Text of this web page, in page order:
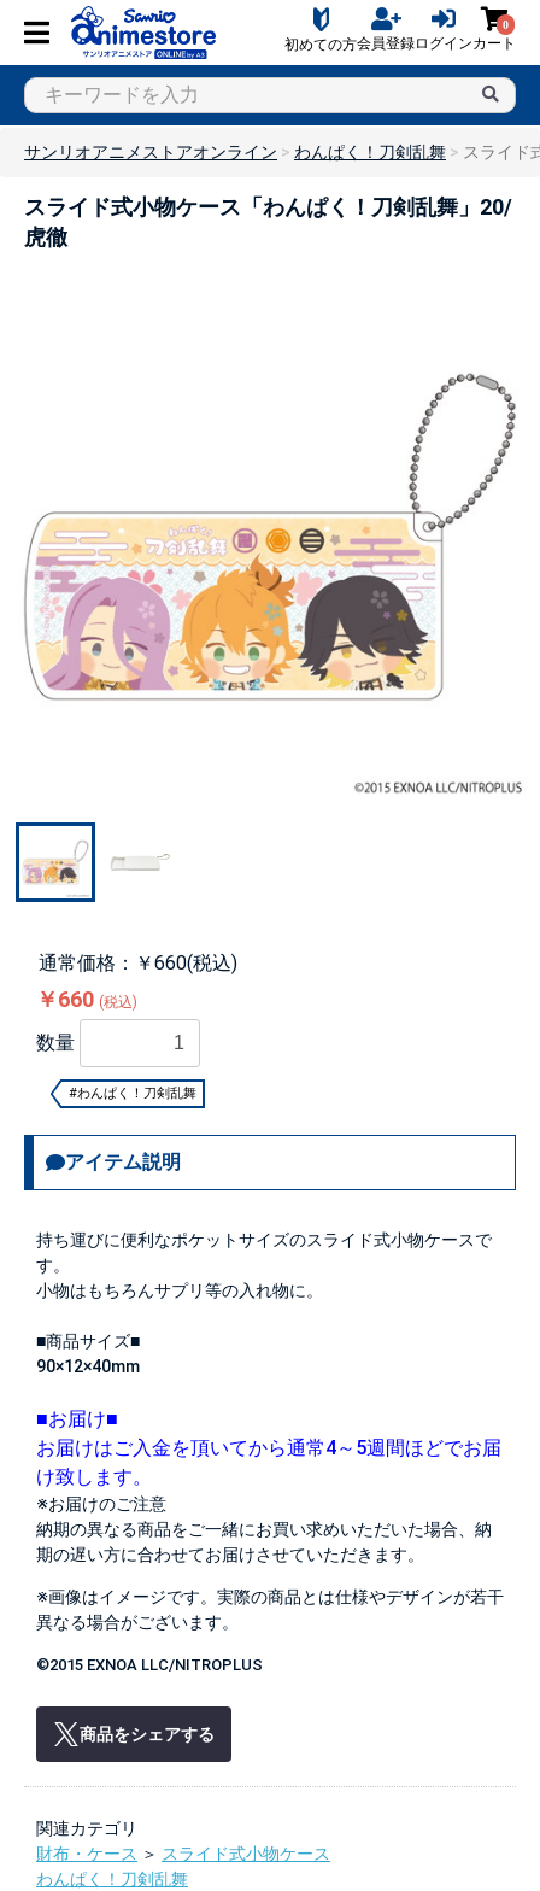
初めての方会員登録ログイン
0
カート
サンリオアニメストアオンライン わんぱく！刀剣乱舞 スライド
スライド式小物ケース「わんぱく！刀剣乱舞」20/
虎徹
通常価格：￥660(税込)
￥660 (税込)
数量
#わんぱく！刀剣乱舞
アイテム説明
持ち運びに便利なポケットサイズのスライド式小物ケースで
す。
小物はもちろんサプリ等の入れ物に。
■商品サイズ■
90×12×40mm
■お届け■
お届けはご入金を頂いてから通常4～5週間ほどでお届
け致します。
※お届けのご注意
納期の異なる商品をご一緒にお買い求めいただいた場合、納
期の遅い方に合わせてお届けさせていただきます。
※画像はイメージです。実際の商品とは仕様やデザインが若干
異なる場合がございます。
©2015 EXNOA LLC/NITROPLUS
商品をシェアする
関連カテゴリ
財布・ケース ＞ スライド式小物ケース
わんぱく！刀剣乱舞